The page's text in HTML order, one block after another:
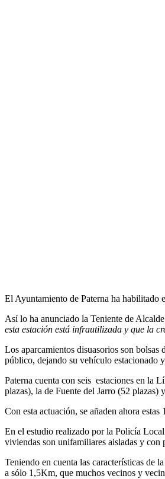
El Ayuntamiento de Paterna ha habilitado
Así lo ha anunciado la Teniente de
esta estación está infrautilizada y que la
Los aparcamientos disuasorios son bolsas
público, dejando su vehículo estacionado
Paterna cuenta con seis estaciones en la
plazas), la de Fuente del Jarro (52 plazas)
Con esta actuación, se añaden ahora
En el estudio realizado por la Policía
viviendas son unifamiliares aisladas y con
Teniendo en cuenta las características de
a sólo 1,5Km, que muchos vecinos y